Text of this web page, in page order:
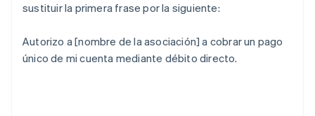
sustituir la primera frase por la siguiente:
Autorizo a [nombre de la asociación] a cobrar un pago
único de mi cuenta mediante débito directo.